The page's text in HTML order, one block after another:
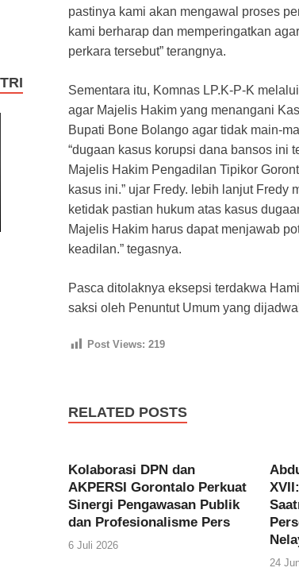
pastinya kami akan mengawal proses
kami berharap dan memperingatkan
perkara tersebut” terangnya.
Sementara itu, Komnas LP.K-P-K
agar Majelis Hakim yang menangani
Bupati Bone Bolango agar tidak main-
“dugaan kasus korupsi dana bansos ini
Majelis Hakim Pengadilan Tipikor
kasus ini.” ujar Fredy. lebih lanjut Fredy
ketidak pastian hukum atas kasus
Majelis Hakim harus dapat menjawab
keadilan.” tegasnya.
Pasca ditolaknya eksepsi terdakwa
saksi oleh Penuntut Umum yang
Post Views: 219
RELATED POSTS
Kolaborasi DPN dan
AKPERSI Gorontalo Perkuat
Sinergi Pengawasan Publik
dan Profesionalisme Pers
6 Juli 2026
24